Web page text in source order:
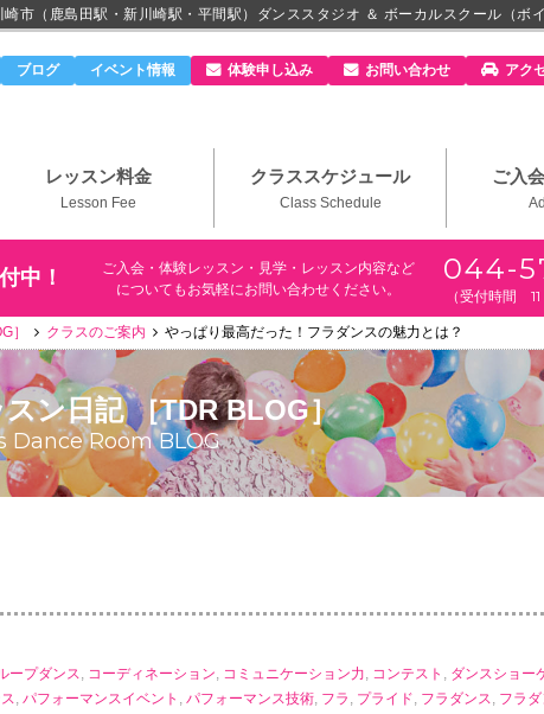
市（鹿島田駅・新川崎駅・平間駅）ダンススタジオ ＆ ボーカルスクール（ボイ
ボーカルスクール「T's Dance Room」
ブログ イベント情報 体験申し込み お問い合わせ アク
レッスン料金
Lesson Fee
クラススケジュール
Class Schedule
ご入
中！
ご入会・体験レッスン・見学・レッスン内容など
についてもお気軽にお問い合わせください。
044-
（受付時間
］ クラスのご案内 やっぱり最高だった！フラダンスの魅力とは？
ン日記 ［TDR BLOG］
Dance Room BLOG
ープダンス, コーディネーション, コミュニケーション力, コンテスト , ダンスショー
, パフォーマンスイベント , パフォーマンス技術, フラ , プライド, フラダンス, フラ